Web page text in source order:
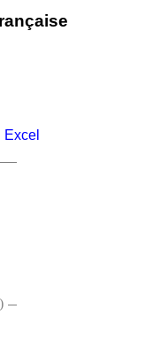
Excel